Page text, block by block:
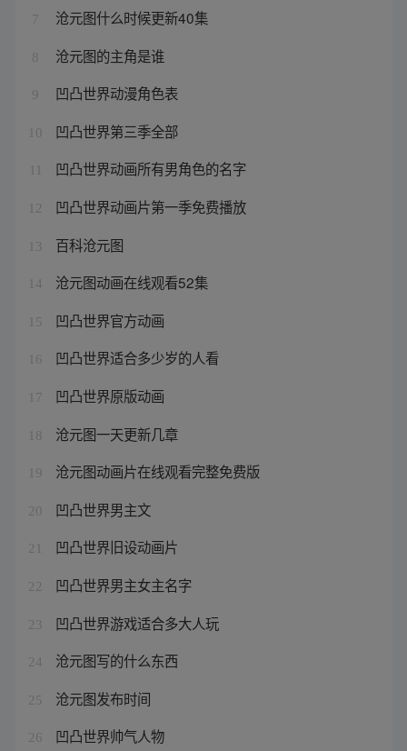
7 沧元图什么时候更新40集
8 沧元图的主角是谁
9 凹凸世界动漫角色表
10 凹凸世界第三季全部
凹凸世界动画所有男角色的名字
12 凹凸世界动画片第一季免费播放
13 百科沧元图
14 沧元图动画在线观看52集
15 凹凸世界官方动画
16 凹凸世界适合多少岁的人看
17 凹凸世界原版动画
18 沧元图一天更新几章
19 沧元图动画片在线观看完整免费版
20 凹凸世界男主文
21 凹凸世界旧设动画片
22 凹凸世界男主女主名字
23 凹凸世界游戏适合多大人玩
24 沧元图写的什么东西
25 沧元图发布时间
26 凹凸世界帅气人物